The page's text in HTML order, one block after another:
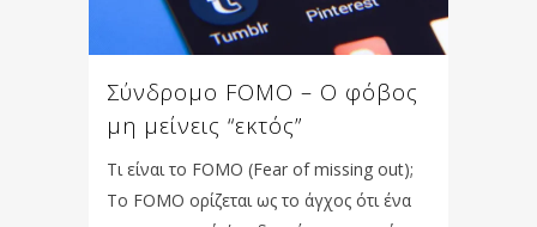
Σύνδρομο FOMO – Ο φόβος
μη μείνεις “εκτός”
Τι είναι το FOMO (Fear of missing out);
Το FOMO ορίζεται ως το άγχος ότι ένα